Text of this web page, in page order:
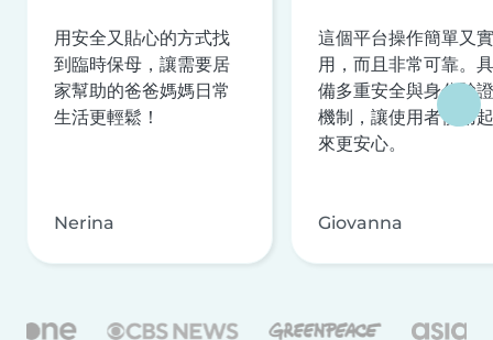
用安全又貼心的方式找
到臨時保母，讓需要居
家幫助的爸爸媽媽日常
生活更輕鬆！
Nerina
這個平台操作簡單又實
用，而且非常可靠。具
備多重安全與身分驗證
機制，讓使用者使用起
來更安心。
Giovanna